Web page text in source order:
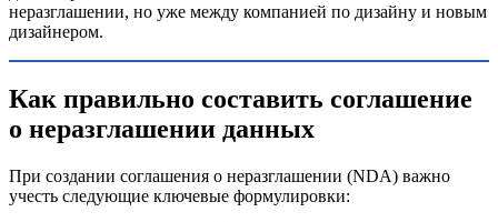
неразглашении, но уже между компанией по дизайну и новым
дизайнером.
Как правильно составить соглашение
о неразглашении данных
При создании соглашения о неразглашении (NDA) важно
учесть следующие ключевые формулировки: